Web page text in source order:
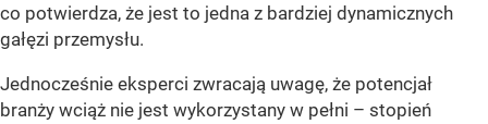
co potwierdza, że jest to jedna z bardziej dynamicznych
gałęzi przemysłu.
Jednocześnie eksperci zwracają uwagę, że potencjał
branży wciąż nie jest wykorzystany w pełni – stopień